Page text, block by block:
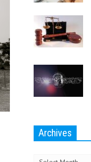
Archives